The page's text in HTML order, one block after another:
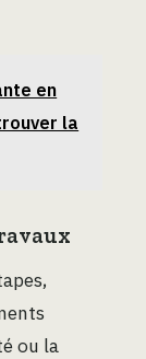
en
la
ou la